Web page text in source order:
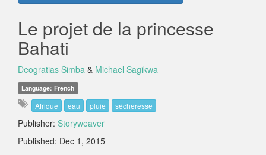
Le projet de la princesse
Bahati
Deogratias Simba & Michael Sagikwa
Language: French
Afrique eau pluie sécheresse
Publisher: Storyweaver
Published: Dec 1, 2015